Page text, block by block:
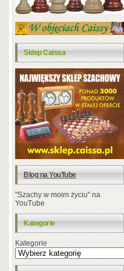
Sklep Caissa
Blog na YouTube
"Szachy w moim życiu" na
YouTube
Kategorie
Kategorie